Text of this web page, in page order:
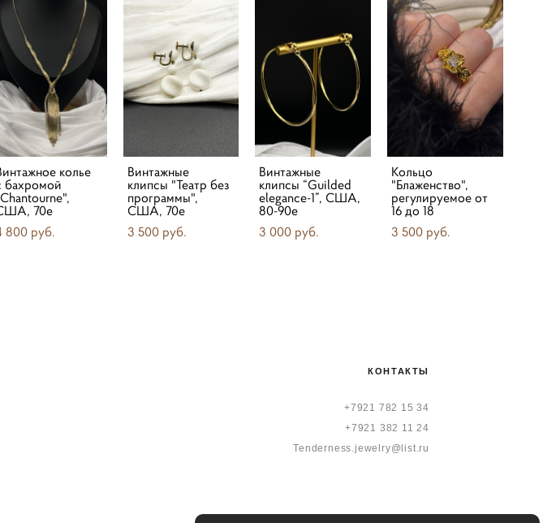
колье
бахромой
70е
800 pуб.
Винтажные
клипсы "Театр без
программы",
США, 70е
3 500 pуб.
Винтажные
клипсы “Guilded
elegance-1”, США,
80-90е
3 000 pуб.
Кольцо
"Блаженство",
регулируемое от
16 до 18
3 500 pуб.
КОНТАКТЫ
+7921 782 15 34
+7921 382 11 24
Tenderness.jewelry@list.ru